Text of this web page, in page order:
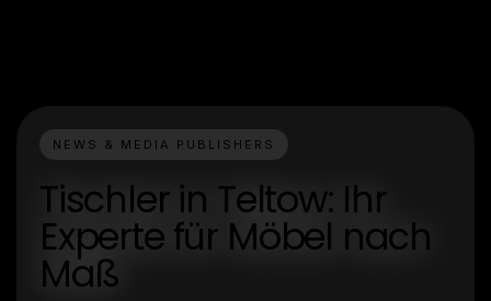
NEWS & MEDIA PUBLISHERS
Tischler in Teltow: Ihr
Experte für Möbel nach
Maß